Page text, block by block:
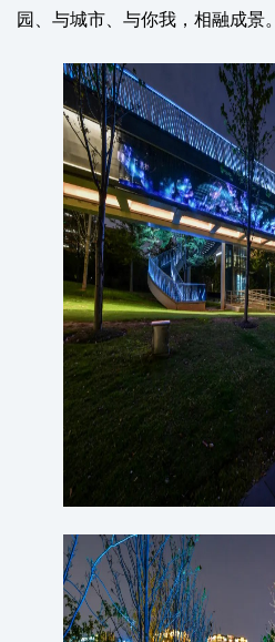
园、与城市、与你我，相融成景。